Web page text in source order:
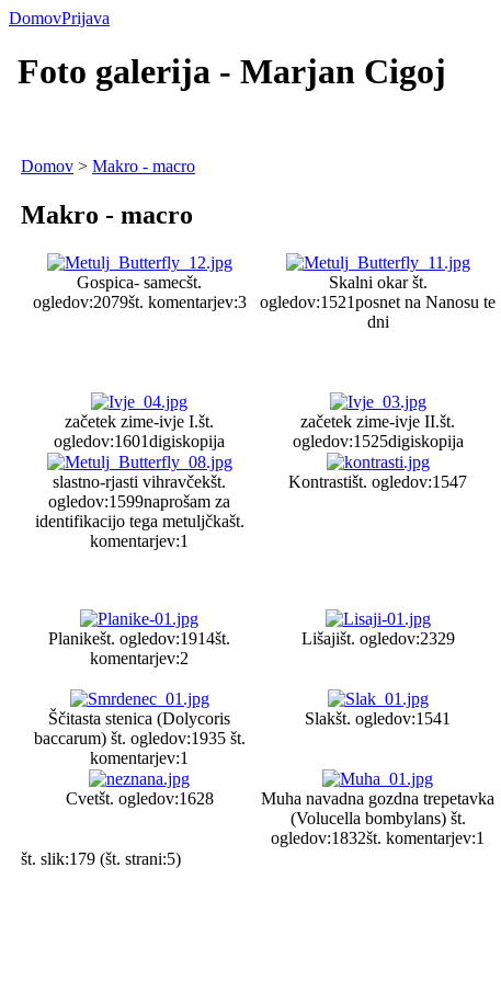
DomovPrijava
Foto galerija - Marjan Cigoj
Domov > Makro - macro
Makro - macro
Gospica- samecšt.
ogledov:2079št. komentarjev:3
Skalni okaršt.
ogledov:1521posnet na Nanosu te
dni
začetek zime-ivje I.št.
ogledov:1601digiskopija
začetek zime-ivje II.št.
ogledov:1525digiskopija
slastno-rjasti vihravčekšt.
ogledov:1599naprošam za
identifikacijo tega metuljčkašt.
komentarjev:1
Kontrastišt. ogledov:1547
Planikešt. ogledov:1914št.
komentarjev:2
Lišajišt. ogledov:2329
Ščitasta stenica (Dolycoris
baccarum) št. ogledov:1935 št.
komentarjev:1
Slakšt. ogledov:1541
Cvetšt. ogledov:1628
Muha navadna gozdna trepetavka
(Volucella bombylans) št.
ogledov:1832št. komentarjev:1
št. slik:179 (št. strani:5)